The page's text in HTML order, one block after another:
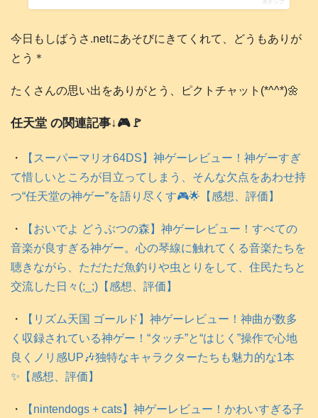
ポチップ
今日もしばうさ.netにあそびにきてくれて、どうもありが
とう＊
たくさんの思い出をありがとう、ピクトチャット(*^^*)🌼
任天堂 の関連記事↓🎮️🚩
・
【スーパーマリオ64DS】神ゲーレビュー！神ゲーすぎ
て惜しいところが目立ってしまう、そんな欠点をあわせ持
つ“任天堂の神ゲー”を語り尽くす🎮️🌟【感想、評価】
・
【おいでよ どうぶつの森】神ゲーレビュー！すべての
音楽が良すぎる神ゲー。心の琴線に触れてくる音楽たちを
聴きながら、ただただ魚釣りや虫とりをして、住民たちと
交流した日々(;_;)【感想、評価】
・
【リズム天国 ゴールド】神ゲーレビュー！神曲が数多
く収録されている神ゲー！“タッチ”と“はじく”操作で心地
良くノリ感UP🎶独特なキャラクターたちも魅力的な1本
✨【感想、評価】
・
【nintendogs + cats】神ゲーレビュー！かわいすぎる子